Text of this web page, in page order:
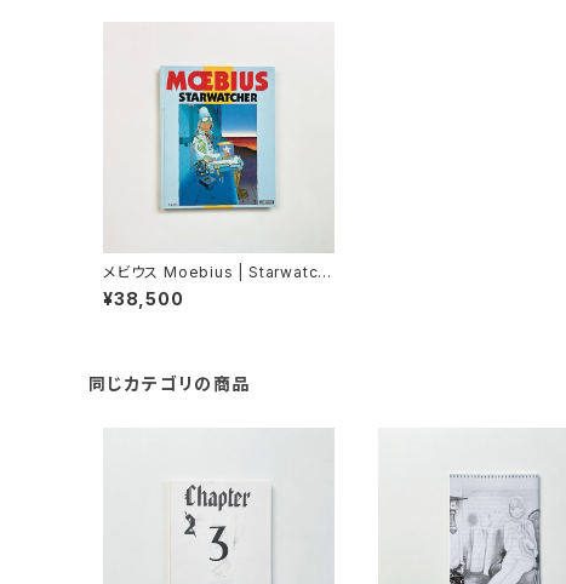
メビウス Moebius | Starwatch
er
¥38,500
同じカテゴリの商品